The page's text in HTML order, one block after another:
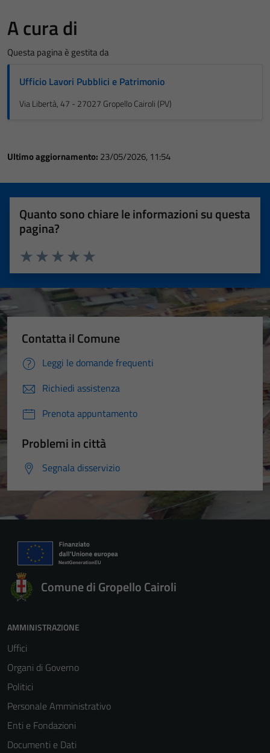
A cura di
Questa pagina è gestita da
Ufficio Lavori Pubblici e Patrimonio
Via Libertà, 47 - 27027 Gropello Cairoli (PV)
Ultimo aggiornamento: 23/05/2026, 11:54
Quanto sono chiare le informazioni su questa
pagina?
Valuta 5 stelle su 5
Valuta 4 stelle su 5
Valuta 3 stelle su 5
Valuta 2 stelle su 5
Valuta 1 stelle su 5
Contatta il Comune
Leggi le domande frequenti
Richiedi assistenza
Prenota appuntamento
Problemi in città
Segnala disservizio
Comune di Gropello Cairoli
AMMINISTRAZIONE
Uffici
Organi di Governo
Politici
Personale Amministrativo
Enti e Fondazioni
Documenti e Dati